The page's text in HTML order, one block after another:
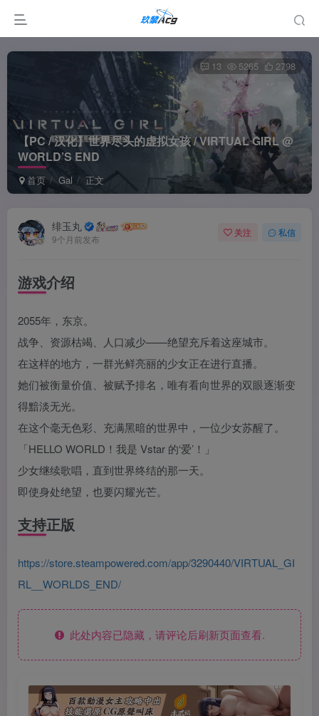
【PC / 汉化】世界尽头的虚拟女孩 / VIRTUAL GIRL @
WORLD’S END
首页 Gal 正文
13 5265 2798
绯玉丸
9个月前发布
关注 私信
游戏介绍
2055年，东京。
战争、资源枯竭、人口减少——绝望充斥着这座城市。
在这样的地方，一群光鲜亮丽的少女正在进行直播。
她们被衡量价值、被赋予排名，唯有看向世界的双眼逐渐变
得黯淡无光。
在这个毫无色彩、充满黑暗的世界中，一位少女苏醒了。
「HELLO WORLD！我是 Vstar 的‘爱’！」
少女继续歌唱，直到世界终结的那一天。
即使身处绝望，也要闪耀光芒。
支持正版
https://store.steampowered.com/app/3290440/VIRTUAL_GI
RL__WORLDS_END/
此处内容已隐藏，请评论后刷新页面查看.